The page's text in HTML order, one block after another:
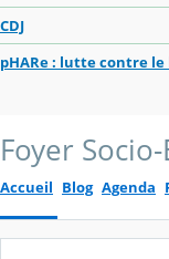
CDJ
pHARe : lutte contre
Foyer
Accueil Blog Agenda